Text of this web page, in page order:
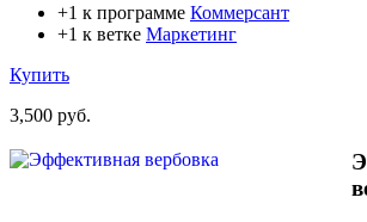
+1 к программе Коммерсант
+1 к ветке Маркетинг
Купить
3,500 руб.